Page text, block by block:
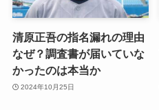
清原正吾の指名漏れの理由
なぜ？調査書が届いていな
かったのは本当か
2024年10月25日